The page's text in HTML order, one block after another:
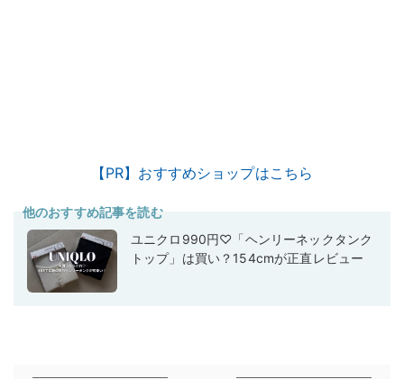
【PR】おすすめショップはこちら
他のおすすめ記事を読む
ユニクロ990円♡「ヘンリーネックタンク
トップ」は買い？154cmが正直レビュー